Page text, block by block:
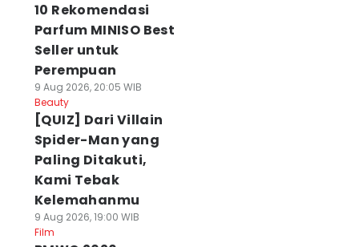
10 Rekomendasi
Parfum MINISO Best
Seller untuk
Perempuan
9 Aug 2026, 20:05 WIB
Beauty
[QUIZ] Dari Villain
Spider-Man yang
Paling Ditakuti,
Kami Tebak
Kelemahanmu
9 Aug 2026, 19:00 WIB
Film